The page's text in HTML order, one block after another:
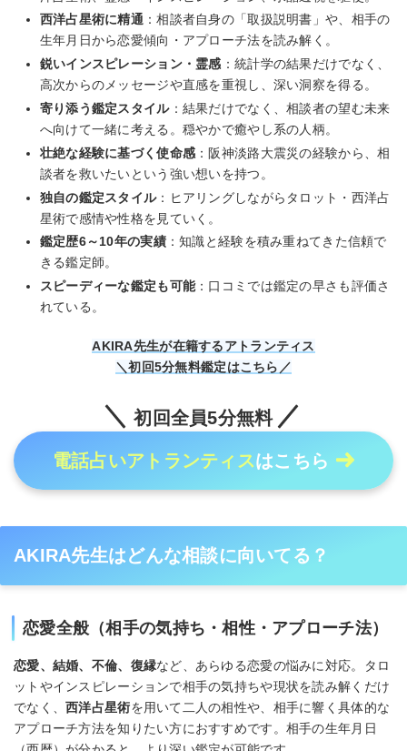
西洋占星術に精通 ：相談者自身の「取扱説明書」や、相手の
生年月日から恋愛傾向・アプローチ法を読み解く。
鋭いインスピレーション・霊感 ：統計学の結果だけでなく、
高次からのメッセージや直感を重視し、深い洞察を得る。
寄り添う鑑定スタイル：結果だけでなく、相談者の望む未来
へ向けて一緒に考える。穏やかで癒やし系の人柄。
壮絶な経験に基づく使命感 ：阪神淡路大震災の経験から、相
談者を救いたいという強い想いを持つ。
独自の鑑定スタイル：ヒアリングしながらタロット・西洋占
星術で感情や性格を見ていく。
鑑定歴6～10年の実績：知識と経験を積み重ねてきた信頼で
きる鑑定師。
スピーディーな鑑定も可能：口コミでは鑑定の早さも評価さ
れている。
AKIRA先生が在籍するアトランティス
＼初回5分無料鑑定はこちら／
初回全員5分無料
電話占いアトランティスはこちら
AKIRA先生はどんな相談に向いてる？
恋愛全般（相手の気持ち・相性・アプローチ法）
恋愛、結婚、不倫、復縁など、あらゆる恋愛の悩みに対応。タロ
ットやインスピレーションで相手の気持ちや現状を読み解くだけ
でなく、西洋占星術を用いて二人の相性や、相手に響く具体的な
アプローチ方法を知りたい方におすすめです。相手の生年月日